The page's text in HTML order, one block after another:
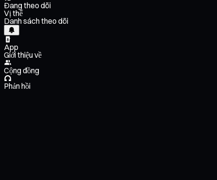
Đang theo dõi
Vị thế
Danh sách theo dõi
App
Giới thiệu về
Cộng đồng
Phản hồi